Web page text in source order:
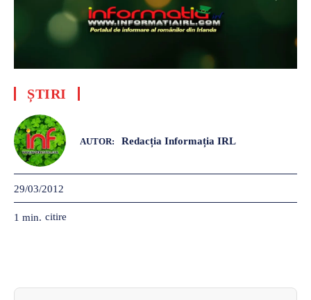
ȘTIRI
AUTOR: Redacția Informația IRL
29/03/2012
1 min. citire